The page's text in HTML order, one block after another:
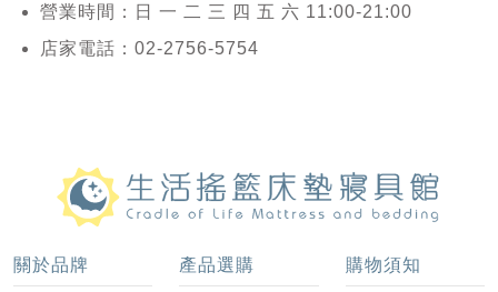
營業時間：日 一 二 三 四 五 六 11:00-21:00
店家電話：02-2756-5754
關於品牌 產品選購 購物須知